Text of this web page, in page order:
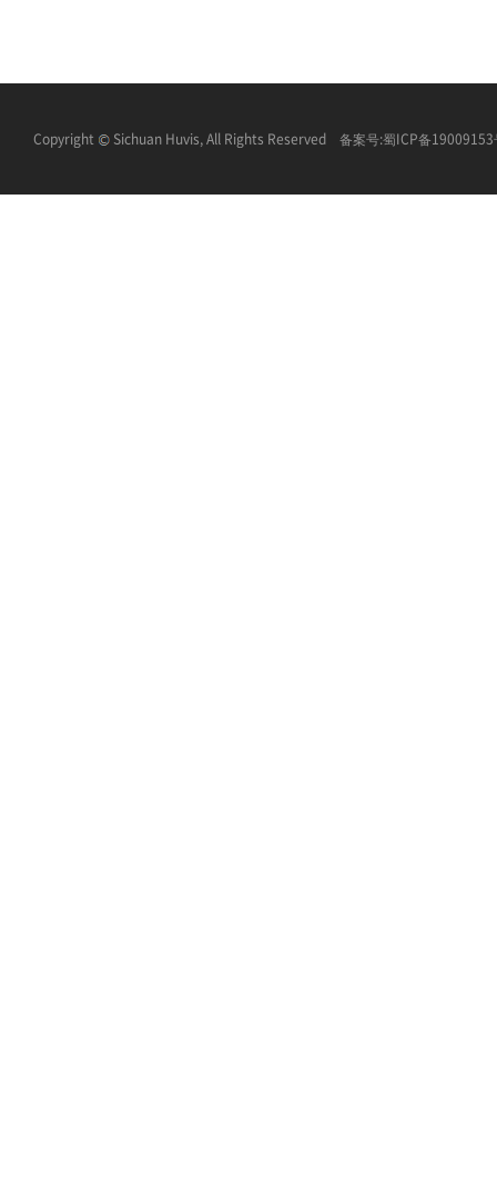
Copyright Sichuan Huvis, All Rights Reserved 备案号:蜀ICP备19009153